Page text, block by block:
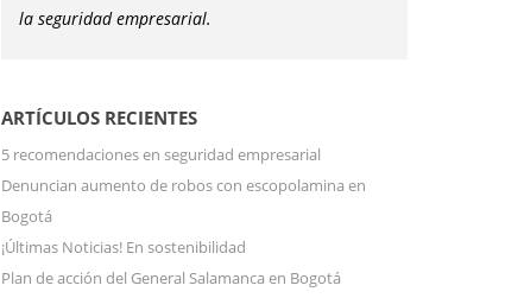
la seguridad empresarial.
ARTÍCULOS RECIENTES
5 recomendaciones en seguridad empresarial
Denuncian aumento de robos con escopolamina en
Bogotá
¡Últimas Noticias! En sostenibilidad
Plan de acción del General Salamanca en Bogotá